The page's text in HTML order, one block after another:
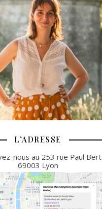
L’ADRESSE
nous au 253 rue Paul Bert
69003 Lyon